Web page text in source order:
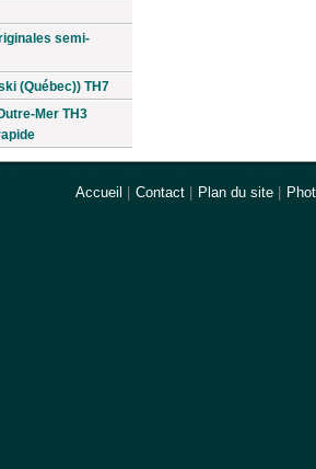
semi-
(Québec)) TH7
Mer TH3
Accueil Contact Plan du site